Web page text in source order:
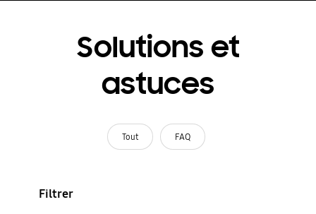
Solutions et
astuces
Tout FAQ
Filtrer